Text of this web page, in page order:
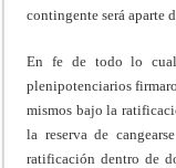
contingente será aparte
En fe de todo lo
plenipotenciarios
mismos bajo la
la reserva de
ratificación dentro de